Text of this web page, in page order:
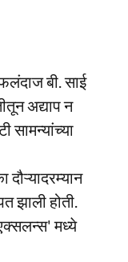
बी. साई
अद्याप न
सामन्यांच्या
झाली होती.
मध्ये